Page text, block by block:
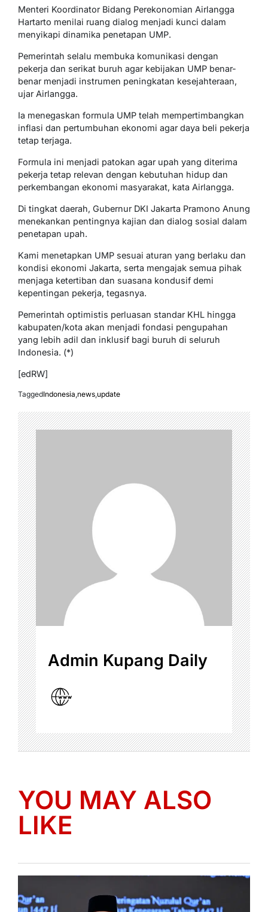
Menteri Koordinator Bidang Perekonomian Airlangga
Hartarto menilai ruang dialog menjadi kunci dalam
menyikapi dinamika penetapan UMP.
Pemerintah selalu membuka komunikasi dengan
pekerja dan serikat buruh agar kebijakan UMP benar-
benar menjadi instrumen peningkatan kesejahteraan,
ujar Airlangga.
Ia menegaskan formula UMP telah mempertimbangkan
inflasi dan pertumbuhan ekonomi agar daya beli pekerja
tetap terjaga.
Formula ini menjadi patokan agar upah yang diterima
pekerja tetap relevan dengan kebutuhan hidup dan
perkembangan ekonomi masyarakat, kata Airlangga.
Di tingkat daerah, Gubernur DKI Jakarta Pramono Anung
menekankan pentingnya kajian dan dialog sosial dalam
penetapan upah.
Kami menetapkan UMP sesuai aturan yang berlaku dan
kondisi ekonomi Jakarta, serta mengajak semua pihak
menjaga ketertiban dan suasana kondusif demi
kepentingan pekerja, tegasnya.
Pemerintah optimistis perluasan standar KHL hingga
kabupaten/kota akan menjadi fondasi pengupahan
yang lebih adil dan inklusif bagi buruh di seluruh
Indonesia. (*)
[edRW]
TaggedIndonesia news update
Admin Kupang Daily
YOU MAY ALSO
LIKE